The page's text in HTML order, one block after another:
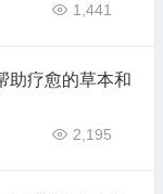
1,441
助疗愈的草本和
2,195